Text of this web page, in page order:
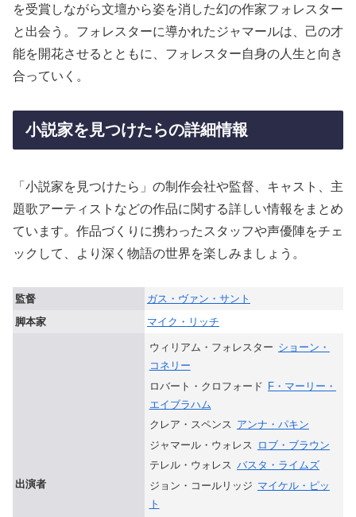
を受賞しながら文壇から姿を消した幻の作家フォレスター
と出会う。フォレスターに導かれたジャマールは、己の才
能を開花させるとともに、フォレスター自身の人生と向き
合っていく。
小説家を見つけたらの詳細情報
「小説家を見つけたら」の制作会社や監督、キャスト、主
題歌アーティストなどの作品に関する詳しい情報をまとめ
ています。作品づくりに携わったスタッフや声優陣をチェ
ックして、より深く物語の世界を楽しみましょう。
監督
ガス・ヴァン・サント
脚本家
マイク・リッチ
出演者
ウィリアム・フォレスター ショーン・
コネリー
ロバート・クロフォード F・マーリー・
エイブラハム
クレア・スペンス アンナ・パキン
ジャマール・ウォレス
ロブ・ブラウン
テレル・ウォレス バスタ・ライムズ
ジョン・コールリッジ マイケル・ピッ
ト